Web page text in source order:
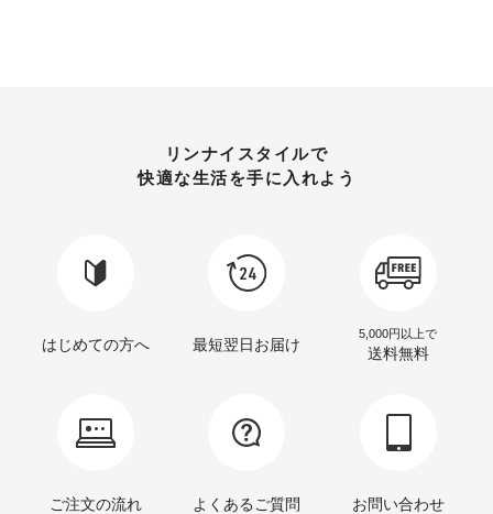
リンナイスタイルで
快適な生活を手に入れよう
はじめての方へ 最短翌日お届け
5,000円以上で
送料無料
ご注文の流れ よくあるご質問 お問い合わせ